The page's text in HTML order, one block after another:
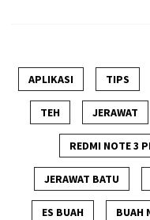
APLIKASI TIPS
TEH JERAWAT
REDMI NOTE 3
JERAWAT BATU
ES BUAH BUAH